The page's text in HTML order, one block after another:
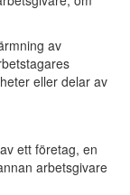
av
eller delar av
ett företag, en
arbetsgivare